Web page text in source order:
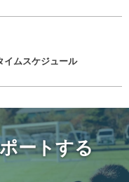
イムスケジュール
ートする